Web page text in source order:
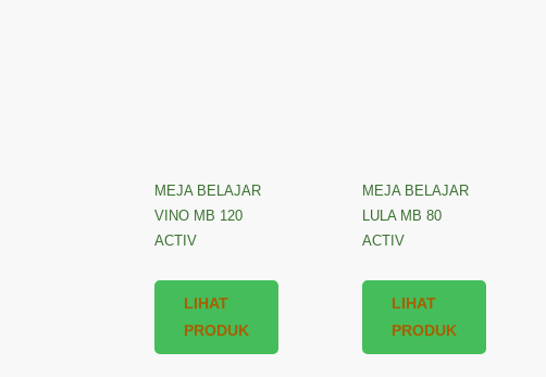
MEJA BELAJAR
VINO MB 120
ACTIV
LIHAT
PRODUK
MEJA BELAJAR
LULA MB 80
ACTIV
LIHAT
PRODUK